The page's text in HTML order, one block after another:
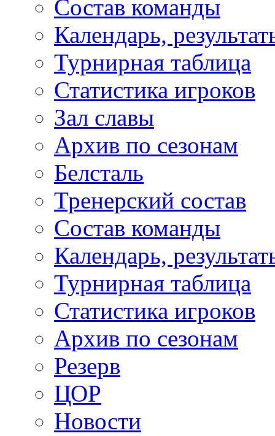
Состав команды
Календарь,
Турнирная таблица
Статистика игроков
Зал славы
Архив по сезонам
Белсталь
Тренерский состав
Состав команды
Календарь,
Турнирная таблица
Статистика игроков
Архив по сезонам
Резерв
ЦОР
Новости